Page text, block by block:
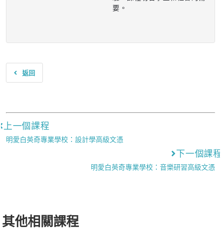
要。
返回
上一個課程
明愛白英奇專業學校：設計學高級文憑
下一個課
明愛白英奇專業學校：音樂研習高級文憑
其他相關課程